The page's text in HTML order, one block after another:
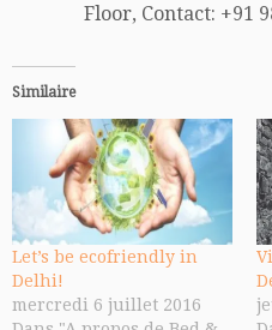
Floor, Contact: +91
Similaire
Let’s be ecofriendly in
Delhi!
mercredi 6 juillet 2016